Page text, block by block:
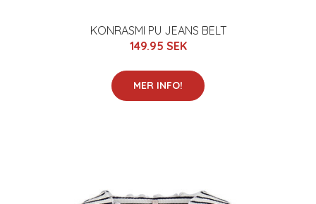
KONRASMI PU JEANS BELT
149.95 SEK
MER INFO!